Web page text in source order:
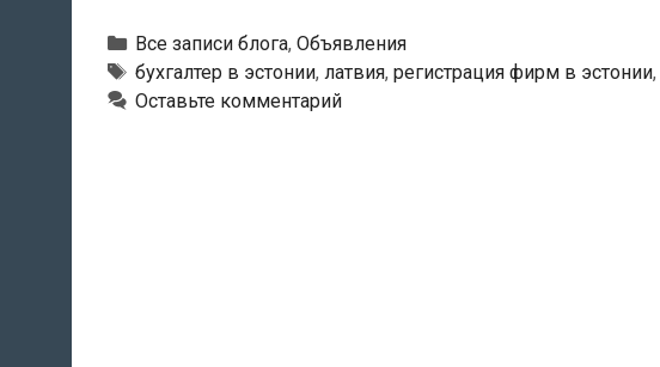
Рубрики
Все записи блога, Объявления
Тэги
бухгалтер в эстонии, латвия, регистрация фирм в эстонии,
Оставьте комментарий